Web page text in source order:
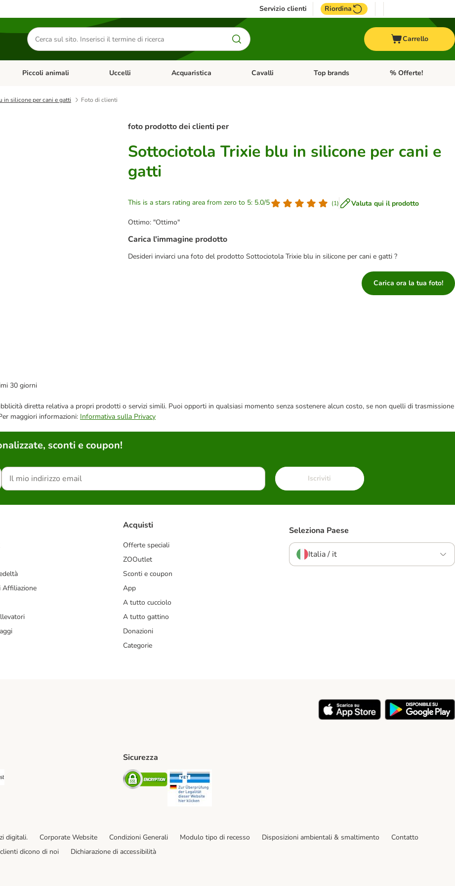
Servizio clienti Riordina
Cerca
prodotti
Carrello
Apri Menu Categoria: Diete e antiparassitari
Piccoli animali Apri Menu Categoria: Piccoli animali
Uccelli Apri Menu Categoria: Uccelli
Acquaristica Apri Menu Categoria: Acquaristica
Cavalli Apri Menu Categoria: Cavalli
Top brands Apri Menu Categoria:
% Offerte!
in silicone per cani e gatti Foto di clienti
foto prodotto dei clienti per
Sottociotola Trixie blu in silicone per cani e
gatti
This is a stars rating area from zero to 5: 5.0/5 (1) Valuta qui il prodotto
Ottimo: "Ottimo"
Carica l'immagine prodotto
Desideri inviarci una foto del prodotto Sottociotola Trixie blu in silicone per cani e gatti ?
Carica ora la tua foto!
30 giorni
diretta relativa a propri prodotti o servizi simili. Puoi opporti in qualsiasi momento senza sostenere alcun costo, se non quelli di trasmissione
maggiori informazioni: Informativa sulla Privacy
sconti e coupon!
Iscriviti
Affiliazione
Acquisti
Offerte speciali
ZOOutlet
Sconti e coupon
App
A tutto cucciolo
A tutto gattino
Donazioni
Categorie
Seleziona Paese
Italia / it
Method
Shipping Method
Sicurezza
Security
digitali. Corporate Website Condizioni Generali Modulo tipo di recesso Disposizioni ambientali & smaltimento
Contatto
dicono di noi Dichiarazione di accessibilità